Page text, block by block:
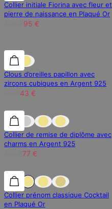
Collier initiale Fiorina avec fleur et
pierre de naissance en Plaqué Or
95 €
15% de réduction
Clous d’oreilles papillon avec
zircons cubiques en Argent 925
43 €
30% de réduction
Collier de remise de diplôme avec
charms en Argent 925
77 €
30% de réduction
Collier prénom classique Cocktail
en Plaqué Or